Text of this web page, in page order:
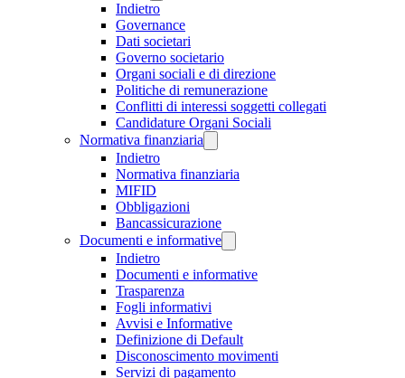
Indietro
Governance
Dati societari
Governo societario
Organi sociali e di direzione
Politiche di remunerazione
Conflitti di interessi soggetti collegati
Candidature Organi Sociali
Normativa finanziaria
Indietro
Normativa finanziaria
MIFID
Obbligazioni
Bancassicurazione
Documenti e informative
Indietro
Documenti e informative
Trasparenza
Fogli informativi
Avvisi e Informative
Definizione di Default
Disconoscimento movimenti
Servizi di pagamento